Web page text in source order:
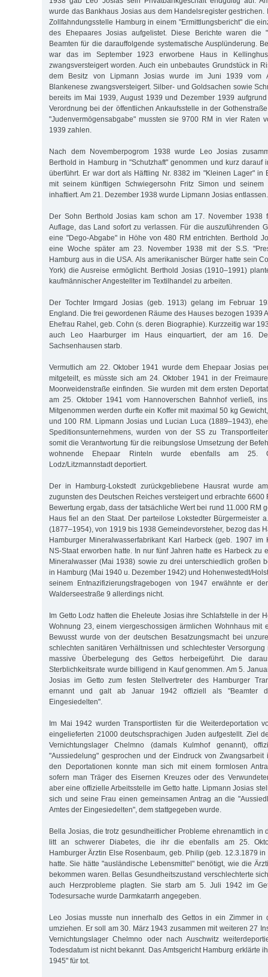
wurde das Bankhaus Josias aus dem Handelsregister gestrichen.
Zollfahndungsstelle Hamburg in einem "Ermittlungsbericht" die
des Ehepaares Josias aufgelistet. Diese Berichte waren die
Beamten für die darauffolgende systematische Ausplünderung.
war das im September 1923 erworbene Haus in
zwangsversteigert worden. Auch ein unbebautes Grundstück in
dem Besitz von Lipmann Josias wurde im Juni 1939 vom
Blankenese zwangsversteigert. Silber- und Goldsachen sowie
bereits im Mai 1939, August 1939 und Dezem­ber 1939
Verordnung bei der öffentlichen Ankaufsstelle in der
"Judenvermögensabgabe" mussten sie 9700 RM in vier Raten
1939 zahlen.
Nach dem Novemberpogrom 1938 wurde Leo Josias
Berthold in Hamburg in "Schutzhaft" genommen und kurz darauf
überführt. Er war dort als Häftling Nr. 8382 im "Kleinen Lager" in
mit seinem künftigen Schwiegersohn Fritz Simon und seinem
inhaftiert. Am 21. Dezember 1938 wurde Lipmann Josias entlassen.
Der Sohn Berthold Josias kam schon am 17. November 1938
Auflage, das Land sofort zu verlassen. Für die auszuführenden
eine "Dego-Abgabe" in Höhe von 480 RM entrichten. Berthold
eine Woche später am 23. November 1938 mit der S.S.
Hamburg aus in die USA. Als amerikanischer Bürger hatte sein
York) die Ausreise ermöglicht. Berthold Josias (1910–1991)
kaufmännischer Angestellter im Textilhandel zu arbeiten.
Der Tochter Irmgard Josias (geb. 1913) gelang im Februar
England. Die frei gewordenen Räume des Hauses bezogen 1939
Ehefrau Rahel, geb. Cohn (s. deren Biographie). Kurzzeitig war
auch Leo Haarburger im Haus einquartiert, der am 16.
Sachsenhausen starb.
Vermutlich am 22. Oktober 1941 wurde dem Ehepaar Josias
mitgeteilt, es müsste sich am 24. Oktober 1941 in der
Moorweidenstraße einfinden. Sie wurden mit dem ersten
am 25. Oktober 1941 vom Hannoverschen Bahnhof verließ,
Mitgenommen werden durfte ein Koffer mit maximal 50 kg
und 100 RM. Lipmann Josias und Lucian Luca (1889–1943),
Speditionsunternehmens, wurden von der SS zu
somit die Verantwortung für die reibungslose Umsetzung der
wohnende Ehepaar Rinteln wurde ebenfalls am 25.
Lodz/Litzmannstadt deportiert.
Der in Hamburg-Lokstedt zurückgebliebene Hausrat wurde
zuguns­ten des Deutschen Reiches versteigert und erbrachte 6600
Bewertung ergab, dass der tatsächliche Wert bei rund 11.000 RM
Haus fiel an den Staat. Der parteilose Lokstedter Bürgermeister
(1877–1954), von 1919 bis 1938 Gemeindevorsteher, bezog das
Hamburger Mineralwasserfabrikant Karl Harbeck (geb. 1907 im
NS-Staat erworben hatte. In nur fünf Jahren hatte es Harbeck zu
Mineralwasser (Mai 1938) sowie zu drei unterschiedlich großen
in Hamburg (Mai 1940 u. Dezember 1942) und Hohenwestedt/
seinem Entnazifizierungsfragebogen von 1947 erwähnte er
Walderseestraße 9 allerdings nicht.
Im Getto Lodz hatten die Eheleute Josias ihre Schlafstelle in der
Wohnung 23, einem viergeschossigen ärmlichen Wohnhaus mit
Bewusst wurde von der deutschen Besatzungsmacht bei
schlechten sanitären Verhältnissen und schlechtester
massive Überbelegung des Gettos herbeigeführt. Die
Sterblichkeitsrate wurde billigend in Kauf genommen. Am 5.
Josias im Getto zum festen Stellvertreter des Hamburger
ernannt und galt ab Januar 1942 offiziell als "Beamter
Eingesiedelten".
Im Mai 1942 wurden Transportlisten für die Weiterdeportation
eingelieferten 21000 deutschsprachigen Juden aufgestellt. Ziel
Vernichtungslager Chelmno (damals Kulmhof genannt),
"Aussiedelung" gesprochen und der Eindruck von Zwangsarbeit
den Deportationen konnte man sich mit einem formlosen
sofern man Träger des Eisernen Kreuzes oder des
aber eine offizielle Arbeitsstelle im Getto hatte. Lipmann Josias
sich und seine Frau einen gemeinsamen Antrag an die
Amtes der Eingesiedelten", dem stattgegeben wurde.
Bella Josias, die trotz gesundheitlicher Probleme ehrenamtlich in
litt an schwerer Diabetes, die ihr die ebenfalls am 25.
Hamburger Ärztin Else Rosenbaum, geb. Philip (geb. 12.3.1879
hatte. Sie hätte "ausländische Lebensmittel" benötigt, wie die
bekommen waren. Bellas Gesundheitszustand verschlechterte
auch Herzprobleme plagten. Sie starb am 5. Juli 1942 im
Todesursache wurde Darmkatarrh angegeben.
Leo Josias musste nun innerhalb des Gettos in ein Zimmer in
umziehen. Er soll am 30. März 1943 zusammen mit weiteren 27
Vernichtungslager Chelmno oder nach Auschwitz
Todesdatum ist nicht bekannt. Das Amtsgericht Hamburg erklärte
1945" für tot.